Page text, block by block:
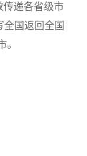
递各省级市
国返回全国